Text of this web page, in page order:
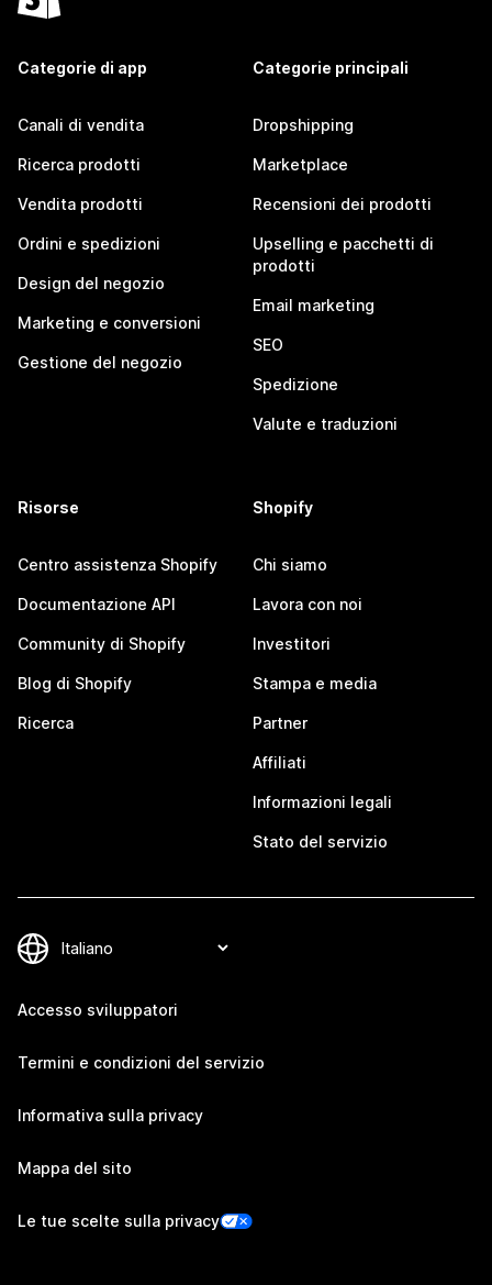
Categorie di app
Canali di vendita
Ricerca prodotti
Vendita prodotti
Ordini e spedizioni
Design del negozio
Marketing e conversioni
Gestione del negozio
Categorie principali
Dropshipping
Marketplace
Recensioni dei prodotti
Upselling e pacchetti di
prodotti
Email marketing
SEO
Spedizione
Valute e traduzioni
Risorse
Centro assistenza Shopify
Documentazione API
Community di Shopify
Blog di Shopify
Ricerca
Shopify
Chi siamo
Lavora con noi
Investitori
Stampa e media
Partner
Affiliati
Informazioni legali
Stato del servizio
Accesso sviluppatori
Termini e condizioni del servizio
Informativa sulla privacy
Mappa del sito
Le tue scelte sulla privacy